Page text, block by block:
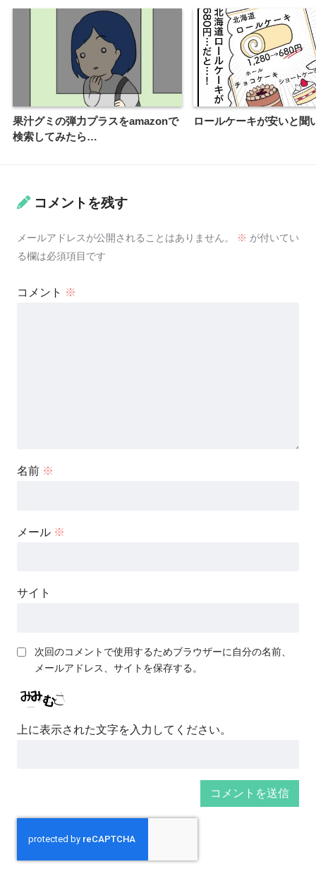
果汁グミの弾力プラスをamazonで
検索してみたら…
ロールケーキが安いと聞
コメントを残す
メールアドレスが公開されることはありません。 ※ が付いてい
る欄は必須項目です
コメント ※
名前 ※
メール ※
サイト
次回のコメントで使用するためブラウザーに自分の名前、
メールアドレス、サイトを保存する。
上に表示された文字を入力してください。